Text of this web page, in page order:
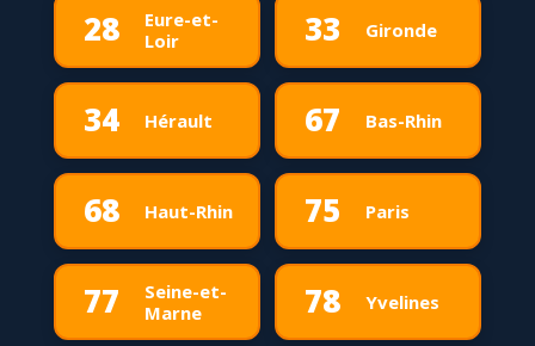
28
Eure-et-
Loir
33 Gironde
34 Hérault 67 Bas-Rhin
68 Haut-Rhin 75 Paris
77
Seine-et-
Marne
78 Yvelines